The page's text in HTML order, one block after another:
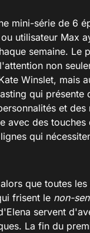
mini-série de 6
utilisateur Max
semaine. Le
non
Winslet, mais
qui présente
et des
avec des touches
qui
que toutes
frisent le non-
servent
La fin du